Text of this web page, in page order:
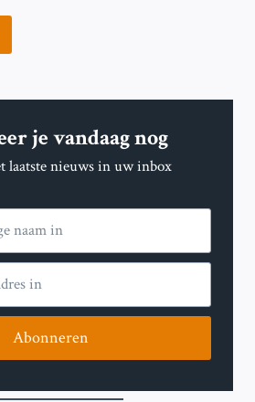
je vandaag nog
laatste nieuws in uw inbox
Abonneren